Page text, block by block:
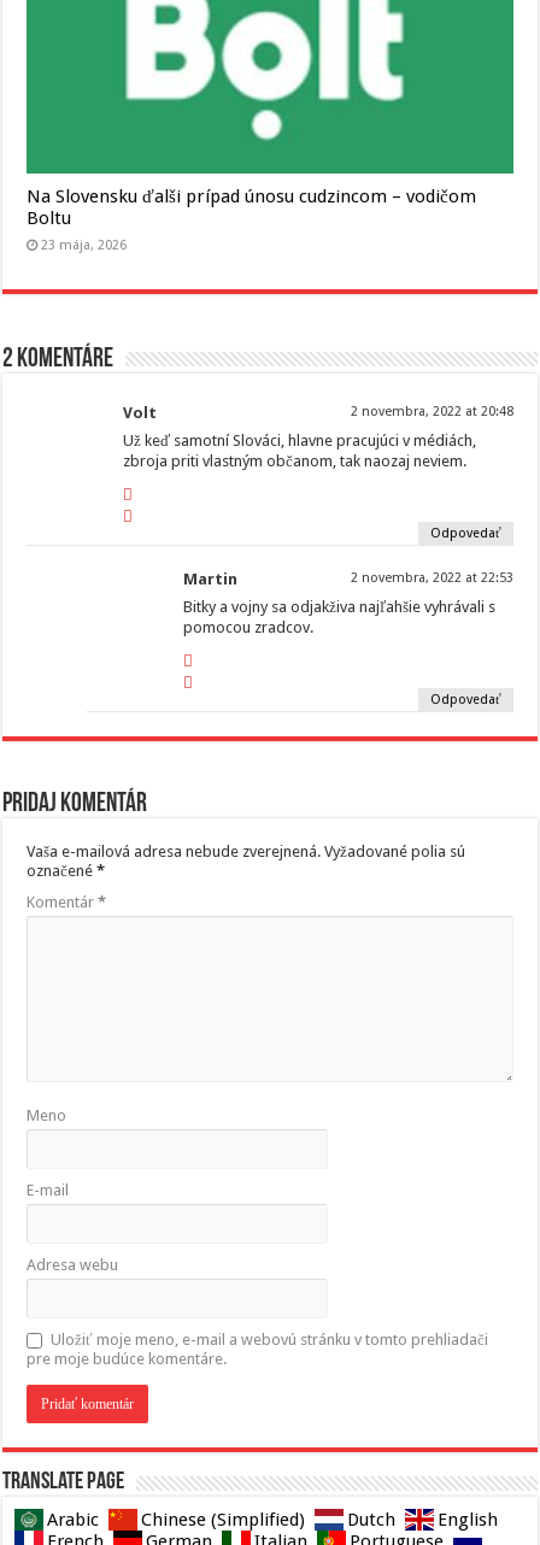
Na Slovensku ďalši prípad únosu cudzincom – vodičom
Boltu
23 mája, 2026
2 komentáre
Volt 2 novembra, 2022 at 20:48
Už keď samotní Slováci, hlavne pracujúci v médiách,
zbroja priti vlastným občanom, tak naozaj neviem.
Odpovedať
Martin 2 novembra, 2022 at 22:53
Bitky a vojny sa odjakživa najľahšie vyhrávali s
pomocou zradcov.
Odpovedať
Pridaj komentár
Vaša e-mailová adresa nebude zverejnená. Vyžadované polia sú
označené*
Komentár*
Meno
E-mail
Adresa webu
Uložiť moje meno, e-mail a webovú stránku v tomto prehliadači
pre moje budúce komentáre.
Translate page
Arabic Chinese (Simplified) Dutch
English